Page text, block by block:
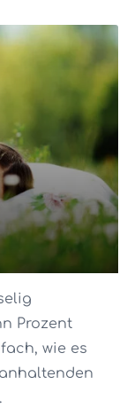
Prozent
wie es